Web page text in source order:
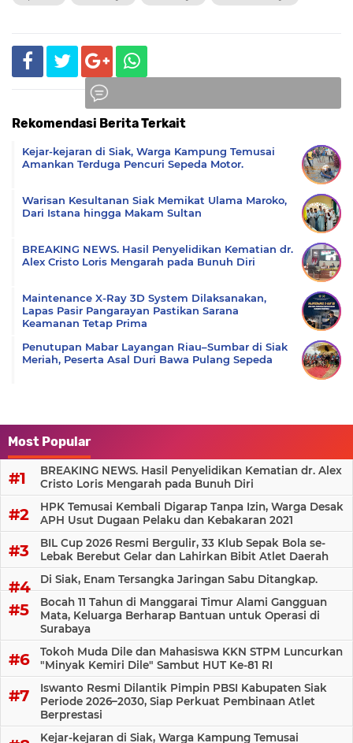
Rekomendasi Berita Terkait
Kejar-kejaran di Siak, Warga Kampung Temusai
Amankan Terduga Pencuri Sepeda Motor.
Warisan Kesultanan Siak Memikat Ulama Maroko,
Dari Istana hingga Makam Sultan
BREAKING NEWS. Hasil Penyelidikan Kematian dr.
Alex Cristo Loris Mengarah pada Bunuh Diri
Maintenance X-Ray 3D System Dilaksanakan,
Lapas Pasir Pangarayan Pastikan Sarana
Keamanan Tetap Prima
Penutupan Mabar Layangan Riau–Sumbar di Siak
Meriah, Peserta Asal Duri Bawa Pulang Sepeda
Most Popular
BREAKING NEWS. Hasil Penyelidikan Kematian dr. Alex
Cristo Loris Mengarah pada Bunuh Diri
HPK Temusai Kembali Digarap Tanpa Izin, Warga Desak
APH Usut Dugaan Pelaku dan Kebakaran 2021
BIL Cup 2026 Resmi Bergulir, 33 Klub Sepak Bola se-
Lebak Berebut Gelar dan Lahirkan Bibit Atlet Daerah
Di Siak, Enam Tersangka Jaringan Sabu Ditangkap.
Bocah 11 Tahun di Manggarai Timur Alami Gangguan
Mata, Keluarga Berharap Bantuan untuk Operasi di
Surabaya
Tokoh Muda Dile dan Mahasiswa KKN STPM Luncurkan
"Minyak Kemiri Dile" Sambut HUT Ke-81 RI
Iswanto Resmi Dilantik Pimpin PBSI Kabupaten Siak
Periode 2026–2030, Siap Perkuat Pembinaan Atlet
Berprestasi
Kejar-kejaran di Siak, Warga Kampung Temusai